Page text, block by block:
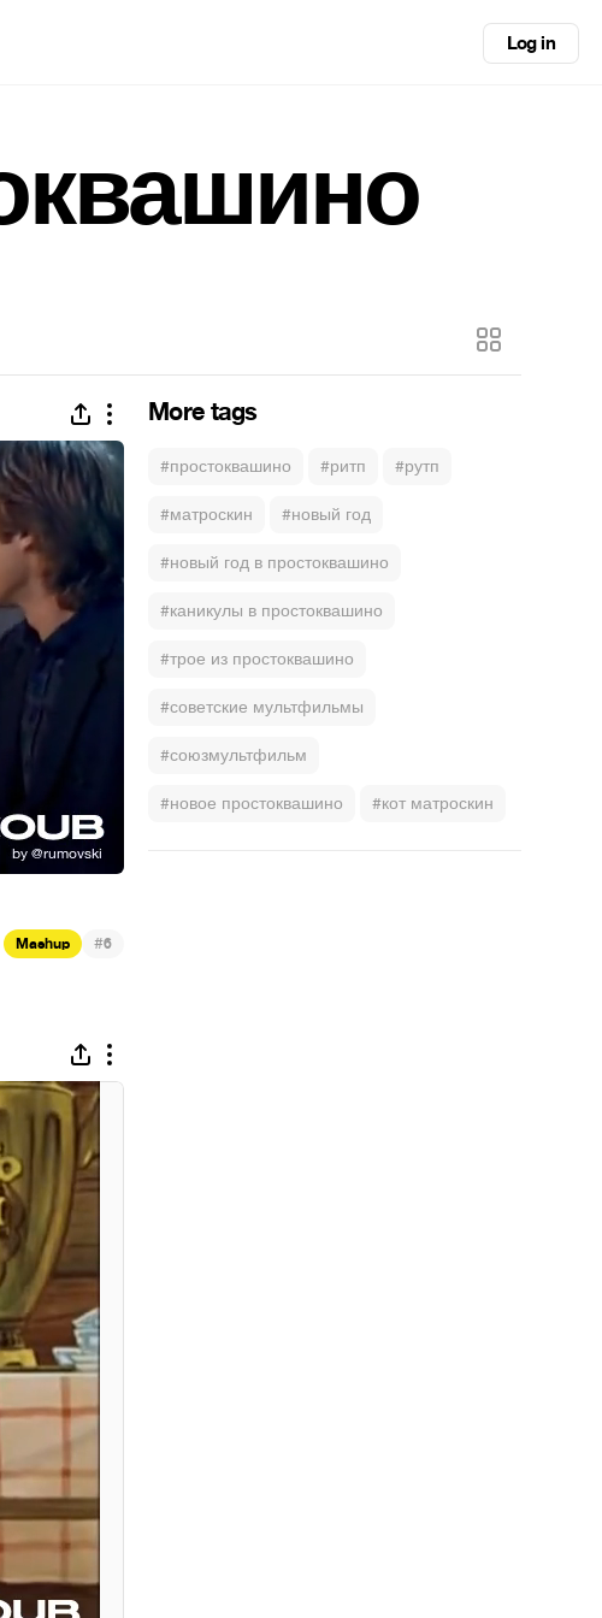
Log in
More tags
#простоквашино #ритп #рутп
#матроскин #новый год
#новый год в простоквашино
#каникулы в простоквашино
#трое из простоквашино
#советские мультфильмы
#союзмультфильм
#новое простоквашино #кот матроскин
Mashup #6